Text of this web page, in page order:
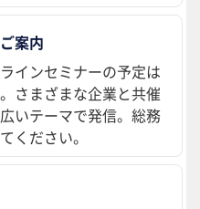
案内
インセミナーの予定は
さまざまな企業と共催
いテーマで発信。総務
ください。